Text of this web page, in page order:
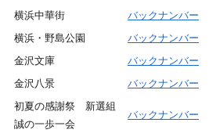
横浜中華街
バックナンバー
横浜・野島公園
バックナンバー
金沢文庫
バックナンバー
金沢八景 バックナンバー
初夏の感謝祭 新選組
誠の一歩一会
バックナンバー